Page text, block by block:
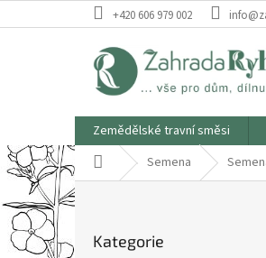
na
+420 606 979 002
Zemědělské travní směsi
Domů Semena
P
o
kategorie
Kategorie